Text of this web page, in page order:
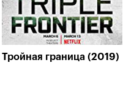
Тройная граница (2019)